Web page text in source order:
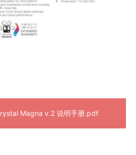
Magna v.2 说明手册.pdf